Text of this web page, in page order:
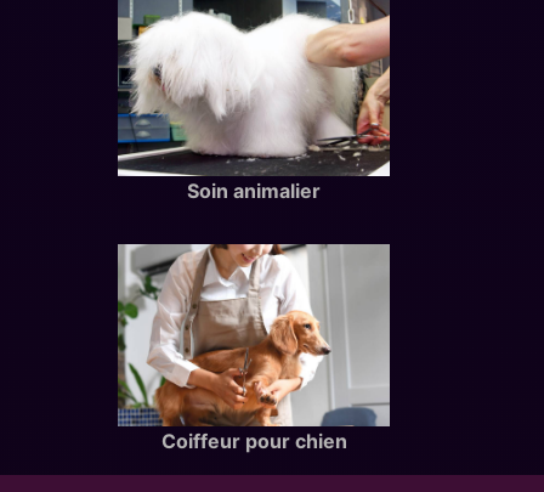
Soin animalier
Coiffeur pour chien